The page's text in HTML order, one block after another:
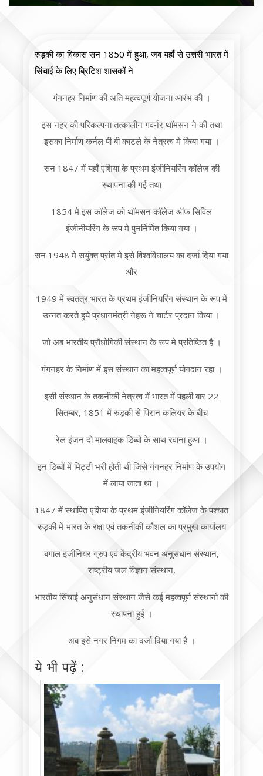
रुड़की का विकास सन 1850 में हुआ, जब यहाँ से उत्तरी भारत में
सिंचाई के लिए ब्रिटिश शासकों ने
गंगनहर निर्माण की अति महत्वपूर्ण योजना आरंभ की ।
इस नहर की परिकल्पना तत्कालीन गवर्नर थॉमसन ने की तथा
इसका निर्माण कर्नल पी बी काटले के नेत्रत्व मे किया गया ।
सन 1847 में यहाँ एशिया के प्रथम इंजीनियरिंग कॉलेज की
स्थापना की गई तथा
1854 मे इस कॉलेज को थॉमसन कॉलेज ऑफ सिविल
इंजीनीयरिंग के रूप मे पुनर्निर्मित किया गया ।
सन 1948 मे सयुंक्त प्रांत मे इसे विश्वविधालय का दर्जा दिया गया
और
1949 में स्वतंत्र भारत के प्रथम इंजीनियरिंग संस्थान के रूप में
उन्नत करते हुये प्रधानमंत्री नेहरू ने चार्टर प्रदान किया ।
जो अब भारतीय प्रौधोगिकी संस्थान के रूप मे प्रतिष्ठित है ।
गंगनहर के निर्माण में इस संस्थान का महत्वपूर्ण योगदान रहा ।
इसी संस्थान के तकनीकी नेत्रत्व में भारत में पहली बार 22
सितम्बर, 1851 में रुड़की से पिरान कलियर के बीच
रेल इंजन दो मालवाहक डिब्बों के साथ रवाना हुआ ।
इन डिब्बों में मिट्टी भरी होती थी जिसे गंगनहर निर्माण के उपयोग
में लाया जाता था ।
1847 में स्थापित एशिया के प्रथम इंजीनियरिंग कॉलेज के पश्चात
रुड़की में भारत के रक्षा एवं तकनीकी कौशल का प्रमुख कार्यालय
बंगाल इंजीनियर ग्रुप एवं केंद्रीय भवन अनुसंधान संस्थान,
राष्ट्रीय जल विज्ञान संस्थान,
भारतीय सिंचाई अनुसंधान संस्थान जैसे कई महत्वपूर्ण संस्थानो की
स्थापना हुई ।
अब इसे नगर निगम का दर्जा दिया गया है ।
ये भी पढ़ें :